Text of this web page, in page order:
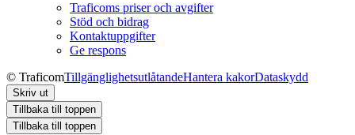
Traficoms priser och avgifter
Stöd och bidrag
Kontaktuppgifter
Ge respons
© TraficomTillgänglighetsutlåtandeHantera kakorDataskydd
Skriv ut
Tillbaka till toppen
Tillbaka till toppen